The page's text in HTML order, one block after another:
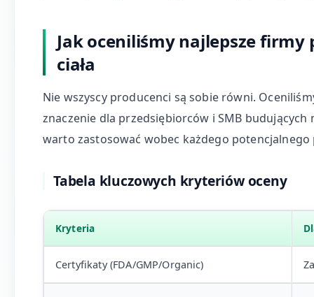
Jak oceniliśmy najlepsze
ciała
Nie wszyscy producenci są sobie równi.
znaczenie dla przedsiębiorców i SMB
warto zastosować wobec każdego
Tabela kluczowych kryteriów oceny
Kryteria
Certyfikaty (FDA/GMP/Organic)